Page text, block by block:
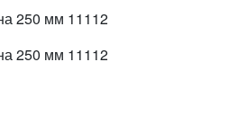
250 мм 11112
250 мм 11112